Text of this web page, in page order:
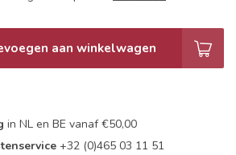
aan winkelwagen
in NL en BE vanaf €50,00
+32 (0)465 03 11 51